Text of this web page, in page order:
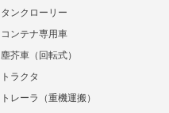
タンクローリー
コンテナ専用車
塵芥車（回転式）
トラクタ
トレーラ（重機運搬）